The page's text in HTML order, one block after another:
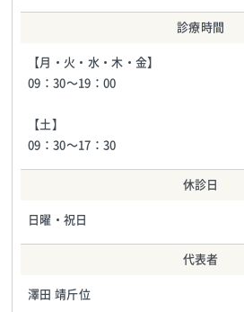
診療時間
【月・火・水・木・金】
09：30〜19：00
【土】
09：30〜17：30
休診日
日曜・祝日
代表者
澤田 靖斤位